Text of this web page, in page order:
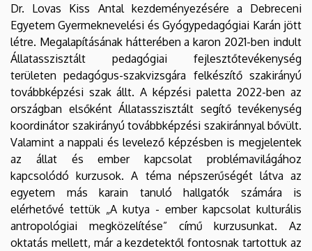
Dr. Lovas Kiss Antal kezdeményezésére a Debreceni
Egyetem Gyermeknevelési és Gyógypedagógiai Karán jött
létre. Megalapításának hátterében a karon 2021-ben indult
Állatasszisztált pedagógiai fejlesztőtevékenység
területen pedagógus-szakvizsgára felkészítő szakirányú
továbbképzési szak állt. A képzési paletta 2022-ben az
országban elsőként Állatasszisztált segítő tevékenység
koordinátor szakirányú továbbképzési szakiránnyal bővült.
Valamint a nappali és levelező képzésben is megjelentek
az állat és ember kapcsolat problémavilágához
kapcsolódó kurzusok. A téma népszerűségét látva az
egyetem más karain tanuló hallgatók számára is
elérhetővé tettük „A kutya - ember kapcsolat kulturális
antropológiai megközelítése” című kurzusunkat. Az
oktatás mellett, már a kezdetektől fontosnak tartottuk az